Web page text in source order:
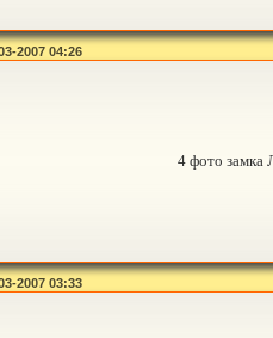
2007 04:26
4 фото замка
2007 03:33